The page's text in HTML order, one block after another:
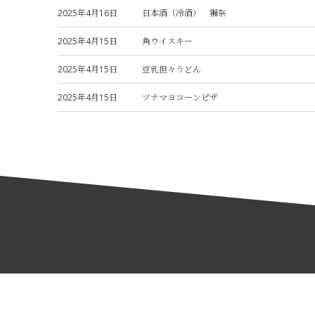
2025年4月16日 日本酒（冷酒） 獺祭
2025年4月15日 角ウイスキー
2025年4月15日 豆乳担々うどん
2025年4月15日 ツナマヨコーンピザ